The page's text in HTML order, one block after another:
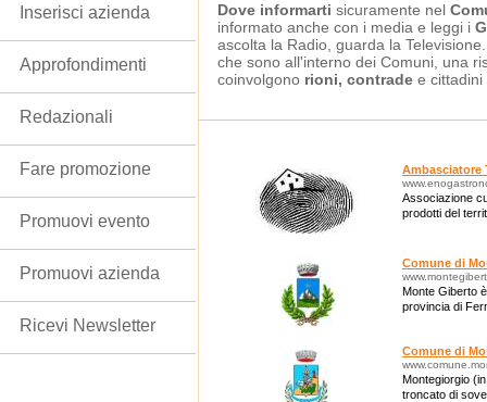
Dove informarti sicuramente nel
informato anche con i media e leggi i
ascolta la Radio, guarda la
che sono all'interno dei Comuni, una
coinvolgono rioni, contrade e cittadini
Ambasciatore
Associazione
prodotti del
Comune di
Monte Giberto
provincia di
Comune di
Montegiorgio
troncato di
Inserisci azienda
Approfondimenti
Redazionali
Fare promozione
Promuovi evento
Promuovi azienda
Ricevi Newsletter